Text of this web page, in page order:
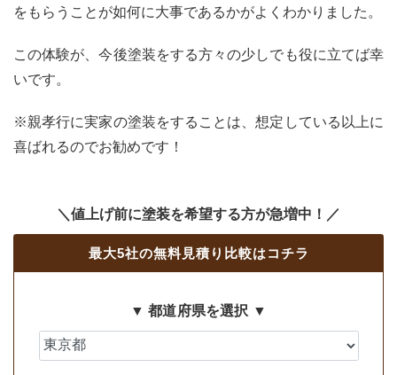
をもらうことが如何に大事であるかがよくわかりました。
この体験が、今後塗装をする方々の少しでも役に立てば幸
いです。
※親孝行に実家の塗装をすることは、想定している以上に
喜ばれるのでお勧めです！
＼値上げ前に塗装を希望する方が急増中！／
最大5社の無料見積り比較はコチラ
▼ 都道府県を選択 ▼